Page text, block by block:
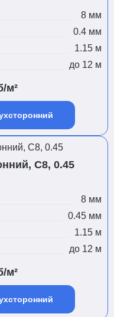
8 мм
0.4 мм
1.15 м
до 12 м
м²
С8, 0.45
8 мм
0.45 мм
1.15 м
до 12 м
м²